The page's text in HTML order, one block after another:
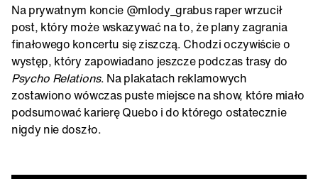
Na prywatnym koncie @mlody_grabus raper wrzucił
post, który może wskazywać na to, że plany zagrania
finałowego koncertu się ziszczą. Chodzi oczywiście o
występ, który zapowiadano jeszcze podczas trasy do
Psycho Relations. Na plakatach reklamowych
zostawiono wówczas puste miejsce na show, które miało
podsumować karierę Quebo i do którego ostatecznie
nigdy nie doszło.